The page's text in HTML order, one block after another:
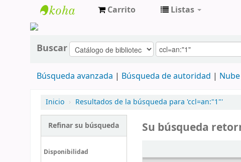
Carrito Listas
Buscar
Búsqueda avanzada Búsqueda de autoridad
Inicio › Resultados de la búsqueda para 'ccl=an:"1"'
Refinar su búsqueda
Disponibilidad
Su búsqueda